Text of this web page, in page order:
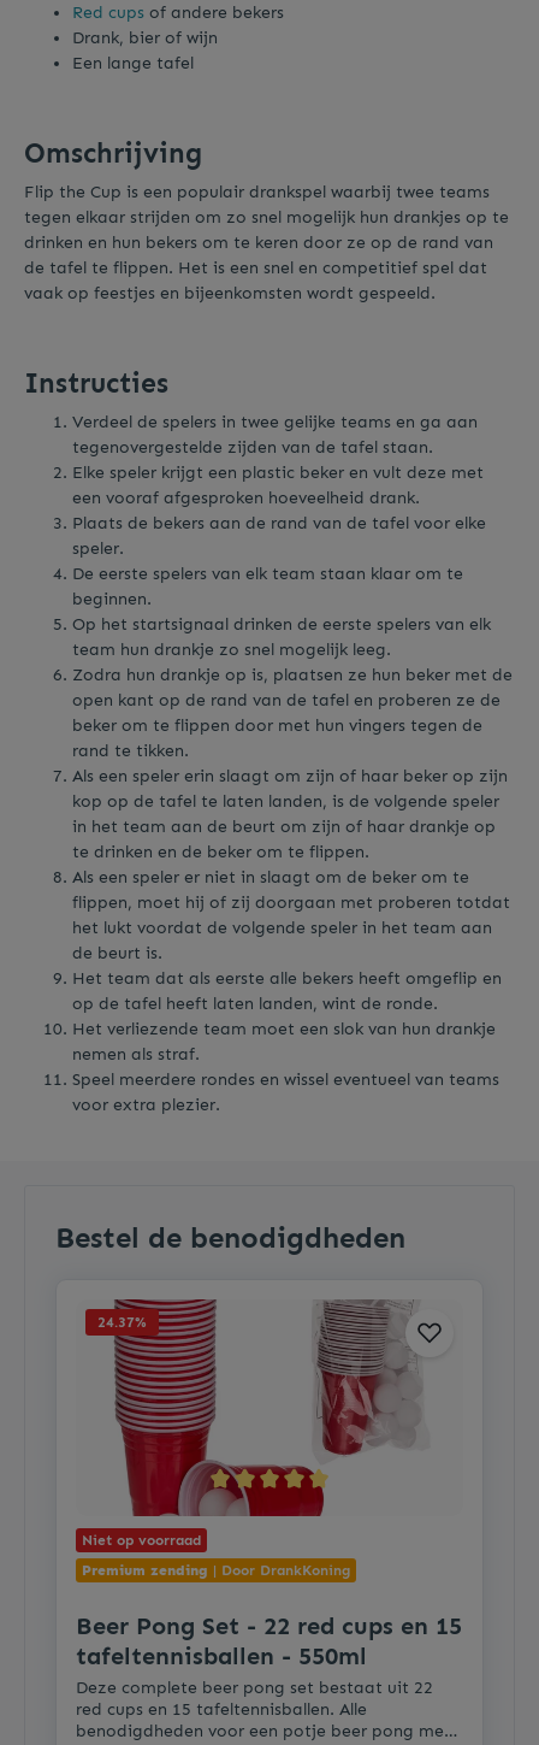
Red cups of andere bekers
Drank, bier of wijn
Een lange tafel
Omschrijving
Flip the Cup is een populair drankspel waarbij twee teams
tegen elkaar strijden om zo snel mogelijk hun drankjes op te
drinken en hun bekers om te keren door ze op de rand van
de tafel te flippen. Het is een snel en competitief spel dat
vaak op feestjes en bijeenkomsten wordt gespeeld.
Instructies
Verdeel de spelers in twee gelijke teams en ga aan
tegenovergestelde zijden van de tafel staan.
Elke speler krijgt een plastic beker en vult deze met
een vooraf afgesproken hoeveelheid drank.
Plaats de bekers aan de rand van de tafel voor elke
speler.
De eerste spelers van elk team staan klaar om te
beginnen.
Op het startsignaal drinken de eerste spelers van elk
team hun drankje zo snel mogelijk leeg.
Zodra hun drankje op is, plaatsen ze hun beker met de
open kant op de rand van de tafel en proberen ze de
beker om te flippen door met hun vingers tegen de
rand te tikken.
Als een speler erin slaagt om zijn of haar beker op zijn
kop op de tafel te laten landen, is de volgende speler
in het team aan de beurt om zijn of haar drankje op
te drinken en de beker om te flippen.
Als een speler er niet in slaagt om de beker om te
flippen, moet hij of zij doorgaan met proberen totdat
het lukt voordat de volgende speler in het team aan
de beurt is.
Het team dat als eerste alle bekers heeft omgeflip en
op de tafel heeft laten landen, wint de ronde.
Het verliezende team moet een slok van hun drankje
nemen als straf.
Speel meerdere rondes en wissel eventueel van teams
voor extra plezier.
Bestel de benodigdheden
24.37%
Niet op voorraad
Premium zending | Door DrankKoning
Beer Pong Set - 22 red cups en 15
tafeltennisballen - 550ml
Deze complete beer pong set bestaat uit 22
red cups en 15 tafeltennisballen. Alle
benodigdheden voor een potje beer pong met